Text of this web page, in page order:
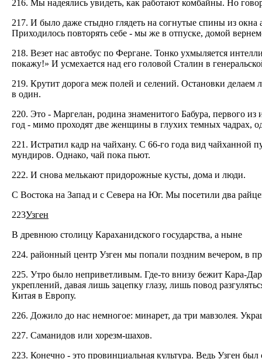
216. Мы надеялись увидеть, как работают комбайны. Но
217. И было даже стыдно глядеть на согнутые спины из окна
Приходилось повторять себе - мы же в отпуске, домой
218. Везет нас автобус по Фергане. Тонко ухмыляется
покажу!» И усмехается над его головой Сталин в
219. Крутит дорога меж полей и селений. Остановки делаем
в один.
220. Это - Маргелан, родина знаменитого Бабура, первого
год - мимо проходят две женщины в глухих темных чадрах,
221. Истратил кадр на чайхану. С 66-го года вид
мундиров. Однако, чай пока пьют.
222. И снова мелькают придорожные кусты, дома и люди.
С Востока на Запад и с Севера на Юг. Мы посетили два
223Узген
В древнюю столицу Караханидского государства, а ныне
224. районный центр Узген мы попали поздним вечером, в
225. Утро было неприветливым. Где-то внизу бежит Кара-
укреплений, давая лишь зацепку глазу, лишь повод
Китая в Европу.
226. Дожило до нас немногое: минарет, да три мавзолея.
227. Саманидов или хорезм-шахов.
223. Конечно - это провинциальная культура. Ведь Узген